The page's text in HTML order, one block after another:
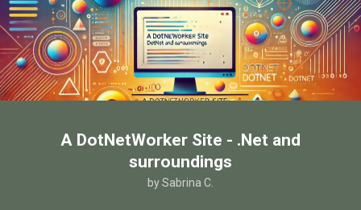
A DotNetWorker Site - .Net and
surroundings
by Sabrina C.